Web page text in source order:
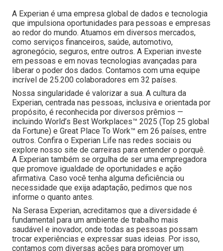
A Experian é uma empresa global de dados e tecnologia
que impulsiona oportunidades para pessoas e empresas
ao redor do mundo. Atuamos em diversos mercados,
como serviços financeiros, saúde, automotivo,
agronegócio, seguros, entre outros. A Experian investe
em pessoas e em novas tecnologias avançadas para
liberar o poder dos dados. Contamos com uma equipe
incrível de 25.200 colaboradores em 32 países.
Nossa singularidade é valorizar a sua. A cultura da
Experian, centrada nas pessoas, inclusiva e orientada por
propósito, é reconhecida por diversos prêmios —
incluindo World’s Best Workplaces™ 2025 (Top 25 global
da Fortune) e Great Place To Work™ em 26 países, entre
outros. Confira o Experian Life nas redes sociais ou
explore nosso site de carreiras para entender o porquê.
A Experian também se orgulha de ser uma empregadora
que promove igualdade de oportunidades e ação
afirmativa. Caso você tenha alguma deficiência ou
necessidade que exija adaptação, pedimos que nos
informe o quanto antes.
Na Serasa Experian, acreditamos que a diversidade é
fundamental para um ambiente de trabalho mais
saudável e inovador, onde todas as pessoas possam
trocar experiências e expressar suas ideias. Por isso,
contamos com diversas ações para promover um